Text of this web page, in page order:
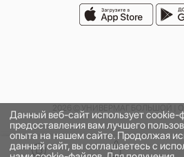
В КОРЗИНУ
Данный веб-сайт использует cookie-
предоставления вам лучшего
опыта на нашем сайте. Продолжая
данный сайт, вы соглашаетесь с